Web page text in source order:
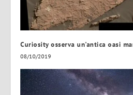
Curiosity osserva un’antica oasi
08/10/2019